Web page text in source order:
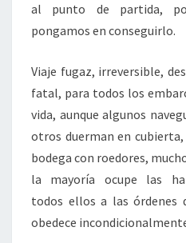
al punto de partida,
pongamos en conseguirlo.
Viaje fugaz, irreversible,
fatal, para todos los
vida, aunque algunos
otros duerman en
bodega con roedores,
la mayoría ocupe las
todos ellos a las órdenes
obedece